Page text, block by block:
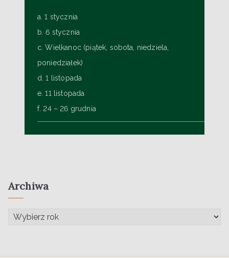
a. 1 stycznia
b. 6 stycznia
c. Wielkanoc (piątek, sobota, niedziela,
poniedziałek)
d. 1 listopada
e. 11 listopada
f. 24 – 26 grudnia
Archiwa